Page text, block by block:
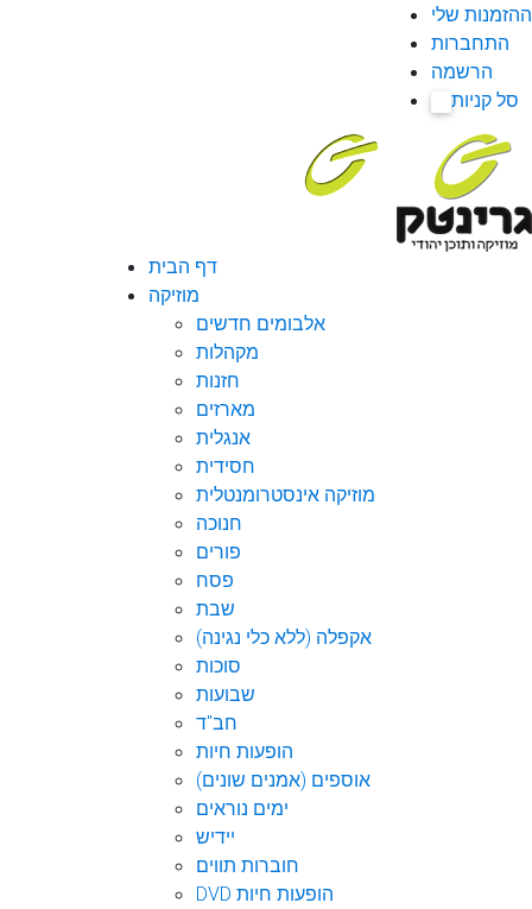
ההזמנות שלי
התחברות
הרשמה
סל קניות
דף הבית
מוזיקה
אלבומים חדשים
מקהלות
חזנות
מארזים
אנגלית
חסידית
מוזיקה אינסטרומנטלית
חנוכה
פורים
פסח
שבת
אקפלה (ללא כלי נגינה)
סוכות
שבועות
חב"ד
הופעות חיות
אוספים (אמנים שונים)
ימים נוראים
יידיש
חוברות תווים
DVD הופעות חיות